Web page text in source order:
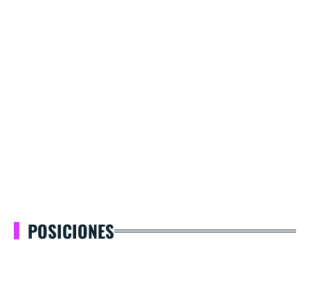
POSICIONES